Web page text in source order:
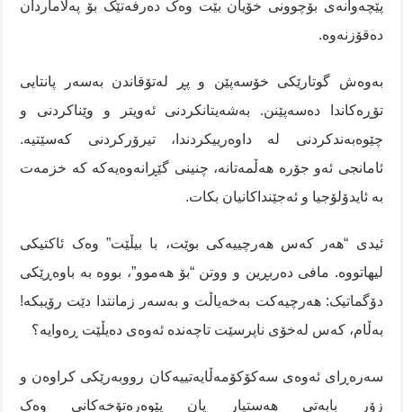
پێچەوانەی بۆچوونی خۆیان بێت وەک دەرفەتێک بۆ پەلاماردان
دەقۆزنەوە.
بەوەش گوتارێکی خۆسەپێن و پڕ لەتۆقاندن بەسەر پانتایی
تۆڕەکاندا دەسەپێنن. بەشەیتانکردنی ئەویتر و وێناکردنی و
چێوەبەندکردنی لە داوەرییکردندا، تیرۆرکردنی کەسێتیە.
ئامانجی ئەو جۆرە هەڵمەتانە، چنینی گێڕانەوەیەکە کە خزمەت
بە ئایدۆلۆجیا و ئەجێنداکانیان بکات.
ئیدی “هەر کەس هەرچییەکی بوێت، با بیڵێت” وەک ئاکتیکی
لیهاتووە. مافی دەربڕین و ووتن “بۆ هەموو”، بووە بە باوەڕێکی
دۆگماتیک: هەرچیەکت بەخەیاڵت و بەسەر زمانتدا دێت رۆیبکە!
بەڵام، کەس لەخۆی ناپرسێت تاچەندە ئەوەی دەیڵێت ڕەوایە؟
سەرەڕای ئەوەی سەکۆکۆمەڵایەتییەکان رووبەرێکی کراوەن و
زۆر بابەتی هەستیار یان پێوەرەتۆخەکانی وەک